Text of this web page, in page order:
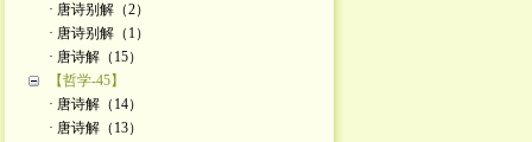
· 唐诗别解（2）
· 唐诗别解（1）
· 唐诗解（15）
【哲学-45】
· 唐诗解（14）
· 唐诗解（13）